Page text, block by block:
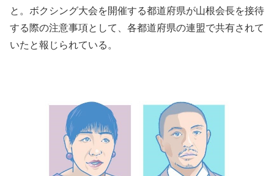
と。ボクシング大会を開催する都道府県が山根会長を接待
する際の注意事項として、各都道府県の連盟で共有されて
いたと報じられている。